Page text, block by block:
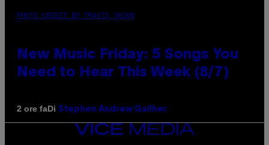
PHOTO CREDIT BY TRAVIS SHINN
New Music Friday: 5 Songs You
Need to Hear This Week (8/7)
2 ore faDi Stephen Andrew Galiher
VICE
MEDIA